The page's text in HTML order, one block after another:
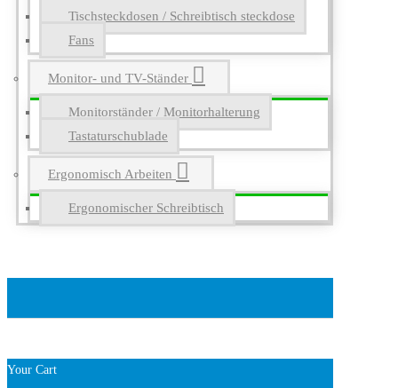
Tischsteckdosen / Schreibtisch steckdose
Fans
Monitor- und TV-Ständer
Monitorständer / Monitorhalterung
Tastaturschublade
Ergonomisch Arbeiten
Ergonomischer Schreibtisch
Your Cart